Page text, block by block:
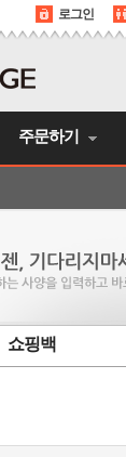
로그인
주문하기
쇼핑백